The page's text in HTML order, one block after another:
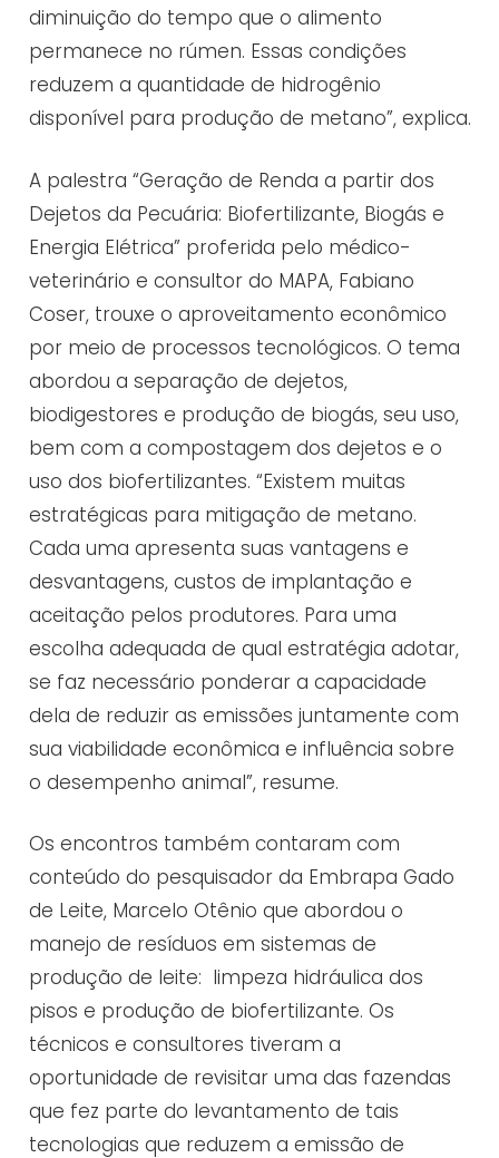
diminuição do tempo que o alimento
permanece no rúmen. Essas condições
reduzem a quantidade de hidrogênio
disponível para produção de metano”, explica.
A palestra “Geração de Renda a partir dos
Dejetos da Pecuária: Biofertilizante, Biogás e
Energia Elétrica” proferida pelo médico-
veterinário e consultor do MAPA, Fabiano
Coser, trouxe o aproveitamento econômico
por meio de processos tecnológicos. O tema
abordou a separação de dejetos,
biodigestores e produção de biogás, seu uso,
bem com a compostagem dos dejetos e o
uso dos biofertilizantes. “Existem muitas
estratégicas para mitigação de metano.
Cada uma apresenta suas vantagens e
desvantagens, custos de implantação e
aceitação pelos produtores. Para uma
escolha adequada de qual estratégia adotar,
se faz necessário ponderar a capacidade
dela de reduzir as emissões juntamente com
sua viabilidade econômica e influência sobre
o desempenho animal”, resume.
Os encontros também contaram com
conteúdo do pesquisador da Embrapa Gado
de Leite, Marcelo Otênio que abordou o
manejo de resíduos em sistemas de
produção de leite: limpeza hidráulica dos
pisos e produção de biofertilizante. Os
técnicos e consultores tiveram a
oportunidade de revisitar uma das fazendas
que fez parte do levantamento de tais
tecnologias que reduzem a emissão de